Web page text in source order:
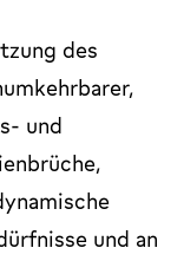
des
und
und an